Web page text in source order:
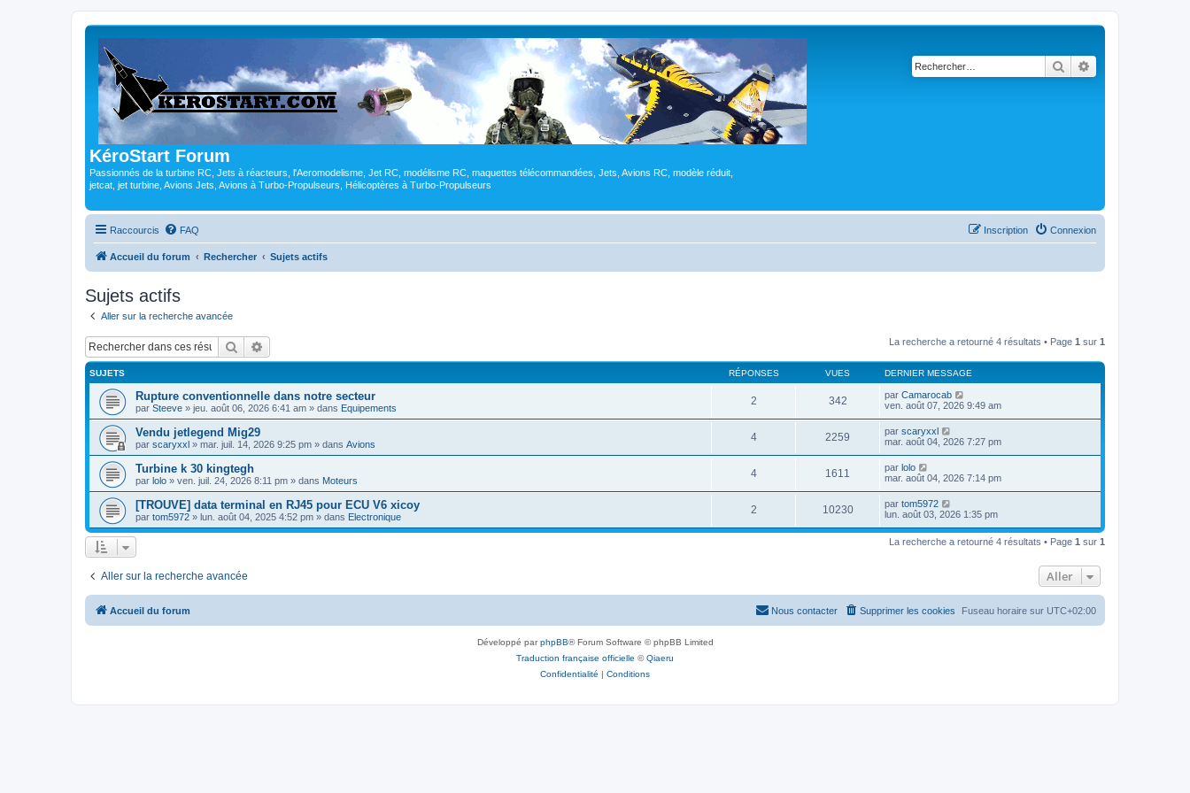
KéroStart Forum
Passionnés de la turbine RC, Jets à réacteurs, l'Aeromodelisme, Jet RC, modélisme RC, maquettes télécommandées, Jets, Avions RC, modèle réduit,
jetcat, jet turbine, Avions Jets, Avions à Turbo-Propulseurs, Hélicoptères à Turbo-Propulseurs
Rechercher
Raccourcis FAQ Connexion
Inscription
Accueil du forum Rechercher Sujets actifs
Sujets actifs
Aller sur la recherche avancée
Rechercher La recherche a retourné 4 résultats • Page 1 sur 1
SUJETS RÉPONSES VUES DERNIER MESSAGE
Rupture conventionnelle dans notre secteur
par Steeve » jeu. août 06, 2026 6:41 am » dans Equipements
2 342 par Camarocab
ven. août 07, 2026 9:49 am
Vendu jetlegend Mig29
par scaryxxl » mar. juil. 14, 2026 9:25 pm » dans Avions
4 2259 par scaryxxl
mar. août 04, 2026 7:27 pm
Turbine k 30 kingtegh
par lolo » ven. juil. 24, 2026 8:11 pm » dans Moteurs
4 1611 par lolo
mar. août 04, 2026 7:14 pm
[TROUVE] data terminal en RJ45 pour ECU V6 xicoy
par tom5972 » lun. août 04, 2025 4:52 pm » dans Electronique
2 10230 par tom5972
lun. août 03, 2026 1:35 pm
La recherche a retourné 4 résultats • Page 1 sur 1
Aller sur la recherche avancée Aller
Accueil du forum Fuseau horaire sur UTC+02:00
Supprimer les cookies
Nous contacter
Développé parphpBB® Forum Software © phpBB Limited
Traduction française officielle ©Qiaeru
Confidentialité | Conditions